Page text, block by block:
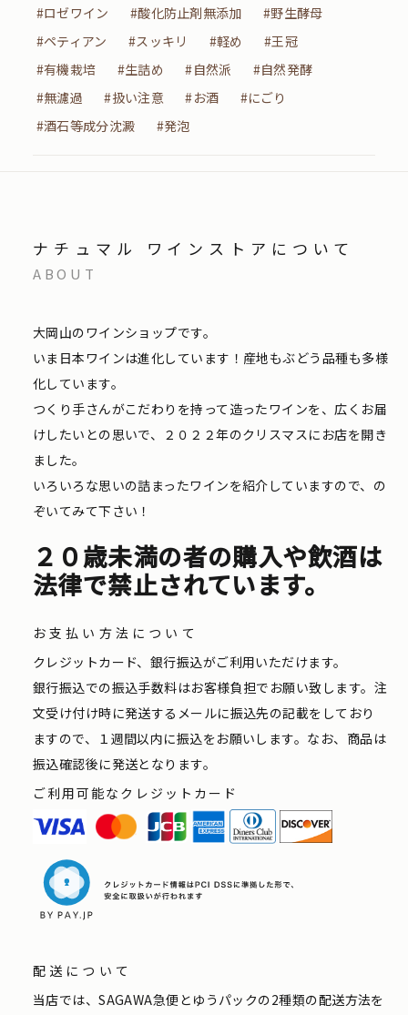
#ロゼワイン #酸化防止剤無添加
#野生酵母
#ペティアン
#スッキリ #軽め
#王冠
#有機栽培
#生詰め #自然派
#自然発酵
#無濾過
#扱い注意 #お酒
#にごり
#酒石等成分沈澱
#発泡
ナチュマル ワインストアについて
ABOUT
大岡山のワインショップです。
いま日本ワインは進化しています！産地もぶどう品種も多様
化しています。
つくり手さんがこだわりを持って造ったワインを、広くお届
けしたいとの思いで、２０２２年のクリスマスにお店を開き
ました。
いろいろな思いの詰まったワインを紹介していますので、の
ぞいてみて下さい！
２０歳未満の者の購入や飲酒は
法律で禁止されています。
お支払い方法について
クレジットカード、銀行振込がご利用いただけます。
銀行振込での振込手数料はお客様負担でお願い致します。注
文受け付け時に発送するメールに振込先の記載をしており
ますので、１週間以内に振込をお願いします。なお、商品は
振込確認後に発送となります。
ご利用可能なクレジットカード
配送について
当店では、SAGAWA急便とゆうパックの2種類の配送方法を